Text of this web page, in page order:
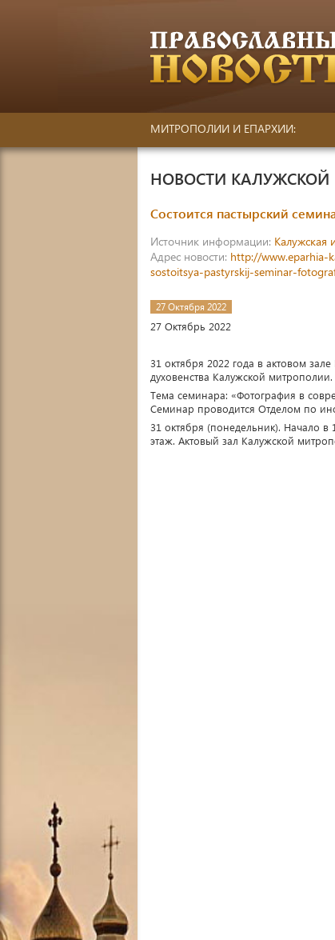
МИТРОПОЛИИ И ЕПАРХИИ:
НОВОСТИ КАЛУЖСКОЙ
Состоится пастырский
Источник информации: Калужская
Адрес новости: http://www.eparhia-
sostoitsya-pastyrskij-seminar-
27 Октября 2022
27 Октябрь 2022
31 октября 2022 года в актовом
духовенства Калужской митрополии.
Тема семинара: «Фотография в
Семинар проводится Отделом по
31 октября (понедельник). Начало
этаж. Актовый зал Калужской